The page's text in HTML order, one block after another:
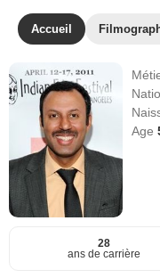
Accueil
Age
28
ans de carrière